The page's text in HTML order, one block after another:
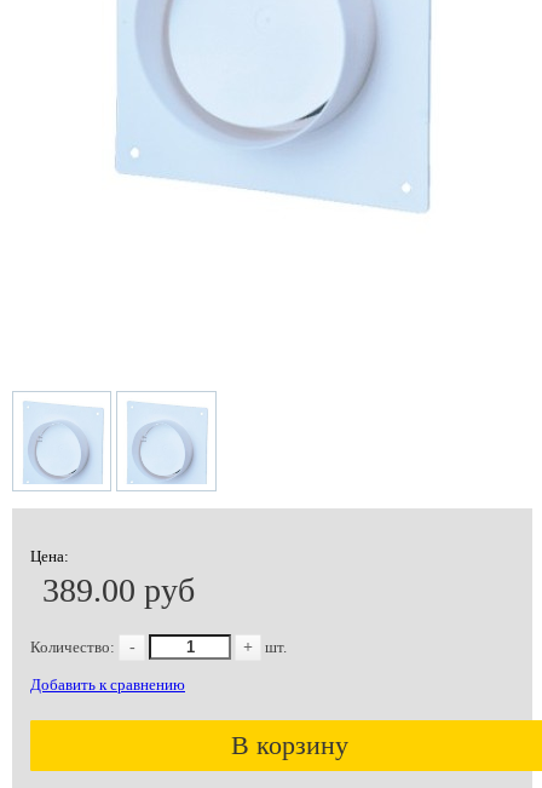
Цена:
389.00 руб
Количество: - + шт.
Добавить к сравнению
В корзину